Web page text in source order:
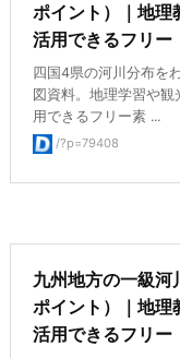
ポイント）｜地理
活用できるフリー
四国4県の河川分布を
図資料。地理学習や
用できるフリー素 ...
/?p=79408
九州地方の一級河
ポイント）｜地理
活用できるフリー